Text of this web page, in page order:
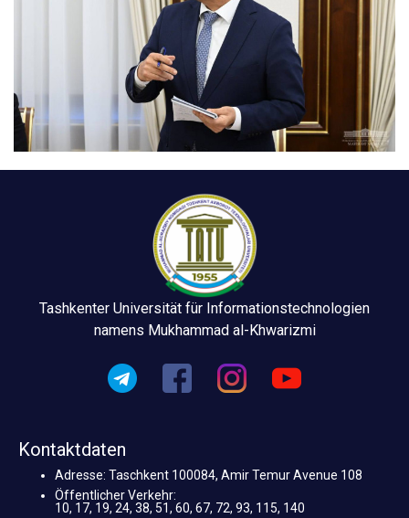
Tashkenter Universität für Informationstechnologien
namens Mukhammad al-Khwarizmi
Kontaktdaten
Adresse: Taschkent 100084, Amir Temur Avenue 108
Öffentlicher Verkehr:
10, 17, 19, 24, 38, 51, 60, 67, 72, 93, 115, 140